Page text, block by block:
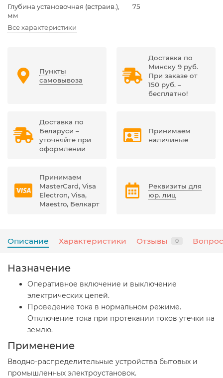
Глубина установочная (встраив.),
мм
75
Все характеристики
Пункты
самовывоза
Доставка по
Минску 9 руб.
При заказе от
150 руб. –
бесплатно!
Доставка по
Беларуси –
уточняйте при
оформлении
Принимаем
наличиные
Принимаем
MasterCard, Visa
Electron, Visa,
Maestro, Белкарт
Реквизиты для
юр. лиц
Описание Характеристики Отзывы 0
Назначение
Оперативное включение и выключение
электрических цепей.
Проведение тока в нормальном режиме.
Отключение тока при протекании токов утечки на
землю.
Применение
Вводно-распределительные устройства бытовых и
промышленных электроустановок.